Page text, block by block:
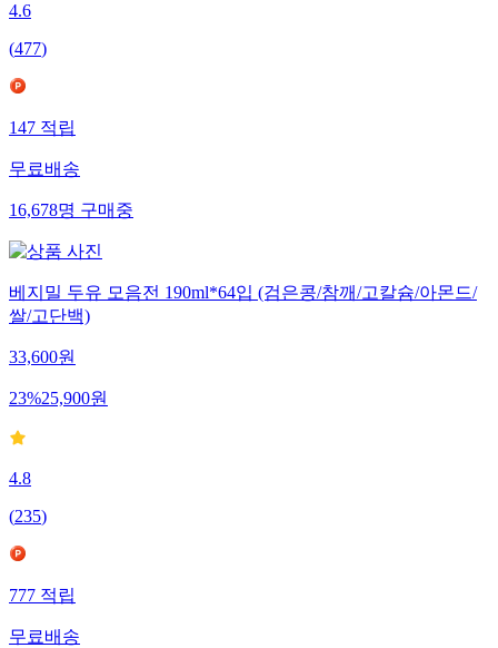
4.6
(477)
147 적립
무료배송
16,678명 구매중
베지밀 두유 모음전 190ml*64입 (검은콩/참깨/고칼슘/아몬드/
쌀/고단백)
33,600원
23%25,900원
4.8
(235)
777 적립
무료배송